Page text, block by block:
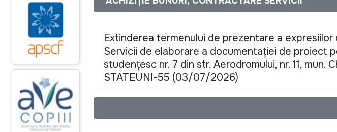
Extinderea termenului de prezentare a
Servicii de elaborare a documentației de proiect
studențesc nr. 7 din str. Aerodromului, nr. 11, mun.
STATEUNI-55 (03/07/2026)